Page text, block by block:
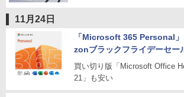
11月24日
「Microsoft 365 Personal
zonブラックフライデーセー
買い切り版「Microsoft Office
21」も安い